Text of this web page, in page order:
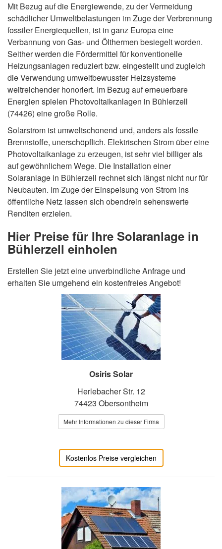
Mit Bezug auf die Energiewende, zu der Vermeidung
schädlicher Umweltbelastungen im Zuge der Verbrennung
fossiler Energiequellen, ist in ganz Europa eine
Verbannung von Gas- und Ölthermen besiegelt worden.
Seither werden die Fördermittel für konventionelle
Heizungsanlagen reduziert bzw. eingestellt und zugleich
die Verwendung umweltbewusster Heizsysteme
weitreichender honoriert. Im Bezug auf erneuerbare
Energien spielen Photovoltaikanlagen in Bühlerzell
(74426) eine große Rolle.
Solarstrom ist umweltschonend und, anders als fossile
Brennstoffe, unerschöpflich. Elektrischen Strom über eine
Photovoltaikanlage zu erzeugen, ist sehr viel billiger als
auf gewöhnlichem Wege. Die Installation einer
Solaranlage in Bühlerzell rechnet sich längst nicht nur für
Neubauten. Im Zuge der Einspeisung von Strom ins
öffentliche Netz lassen sich obendrein sehenswerte
Renditen erzielen.
Hier Preise für Ihre Solaranlage in
Bühlerzell einholen
Erstellen Sie jetzt eine unverbindliche Anfrage und
erhalten Sie umgehend ein kostenfreies Angebot!
Osiris Solar
Herlebacher Str. 12
74423 Obersontheim
Mehr Informationen zu dieser Firma
Kostenlos Preise vergleichen